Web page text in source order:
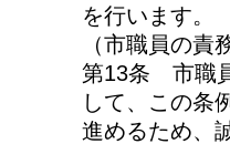
を行います。
（市職員の責
第13条 市職
して、この条
進めるため、